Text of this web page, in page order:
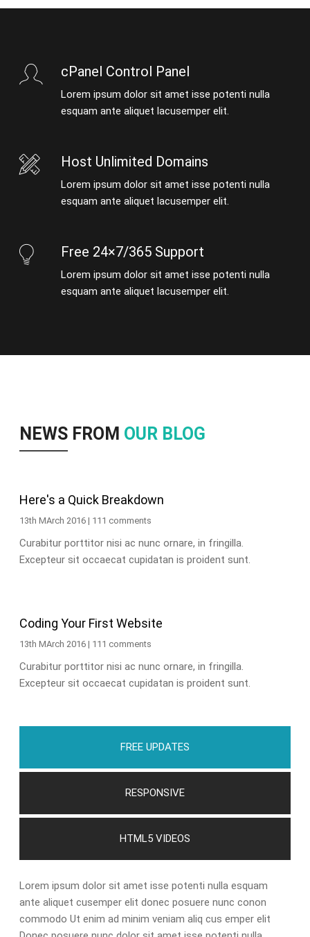
cPanel Control Panel
Lorem ipsum dolor sit amet isse potenti nulla
esquam ante aliquet lacusemper elit.
Host Unlimited Domains
Lorem ipsum dolor sit amet isse potenti nulla
esquam ante aliquet lacusemper elit.
Free 24×7/365 Support
Lorem ipsum dolor sit amet isse potenti nulla
esquam ante aliquet lacusemper elit.
NEWS FROM OUR BLOG
Here's a Quick Breakdown
13th MArch 2016 | 111 comments
Curabitur porttitor nisi ac nunc ornare, in fringilla.
Excepteur sit occaecat cupidatan is proident sunt.
Coding Your First Website
13th MArch 2016 | 111 comments
Curabitur porttitor nisi ac nunc ornare, in fringilla.
Excepteur sit occaecat cupidatan is proident sunt.
FREE UPDATES
RESPONSIVE
HTML5 VIDEOS
Lorem ipsum dolor sit amet isse potenti nulla esquam
ante aliquet cusemper elit donec posuere nunc conon
commodo Ut enim ad minim veniam aliq cus emper elit